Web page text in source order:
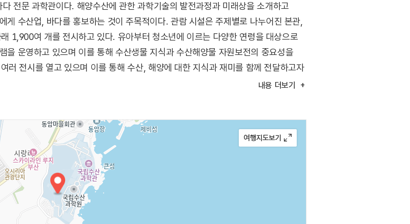
전문 과학관이다. 해양수산에 관한 과학기술의 발전과정과 미래상을 소개하고
게 수산업, 바다를 홍보하는 것이 주목적이다. 관람 시설은 주제별로 나누어진 본관,
1,900여 개를 전시하고 있다. 유아부터 청소년에 이르는 다양한 연령을 대상으로
을 운영하고 있으며 이를 통해 수산생물 지식과 수산해양물 자원보전의 중요성을
러 전시를 열고 있으며 이를 통해 수산, 해양에 대한 지식과 재미를 함께 전달하고자
내용 더보기